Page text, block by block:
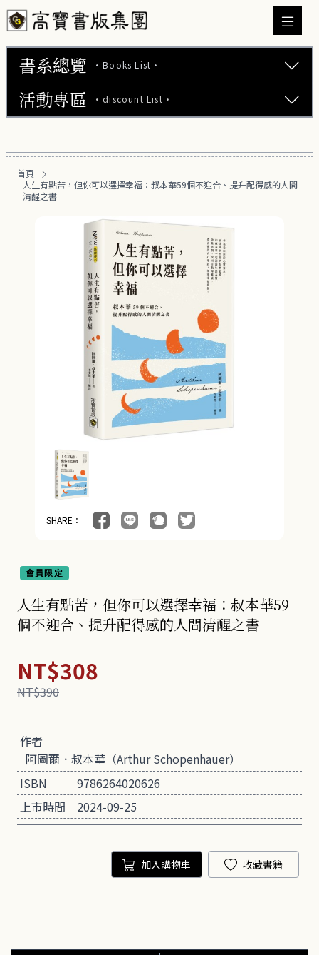
書系總覽 ·Books List·
文學小說 (737)
商業財經 (101)
醫療保健 (54)
親子教養 (14)
人文史哲 (74)
活動專區 ·discount List·
【2本7折】高寶小說系列全圖鑑書展
【66折】高寶小說系列全圖鑑書展
首頁
人生有點苦，但你可以選擇幸福：叔本華59個不迎合、提升配得感的人間
清醒之書
SHARE：
會員限定
人生有點苦，但你可以選擇幸福：叔本華59
個不迎合、提升配得感的人間清醒之書
NT$308
NT$390
作者
阿圖爾．叔本華（Arthur Schopenhauer）
ISBN
9786264020626
上市時間
2024-09-25
加入購物車 收藏書籍